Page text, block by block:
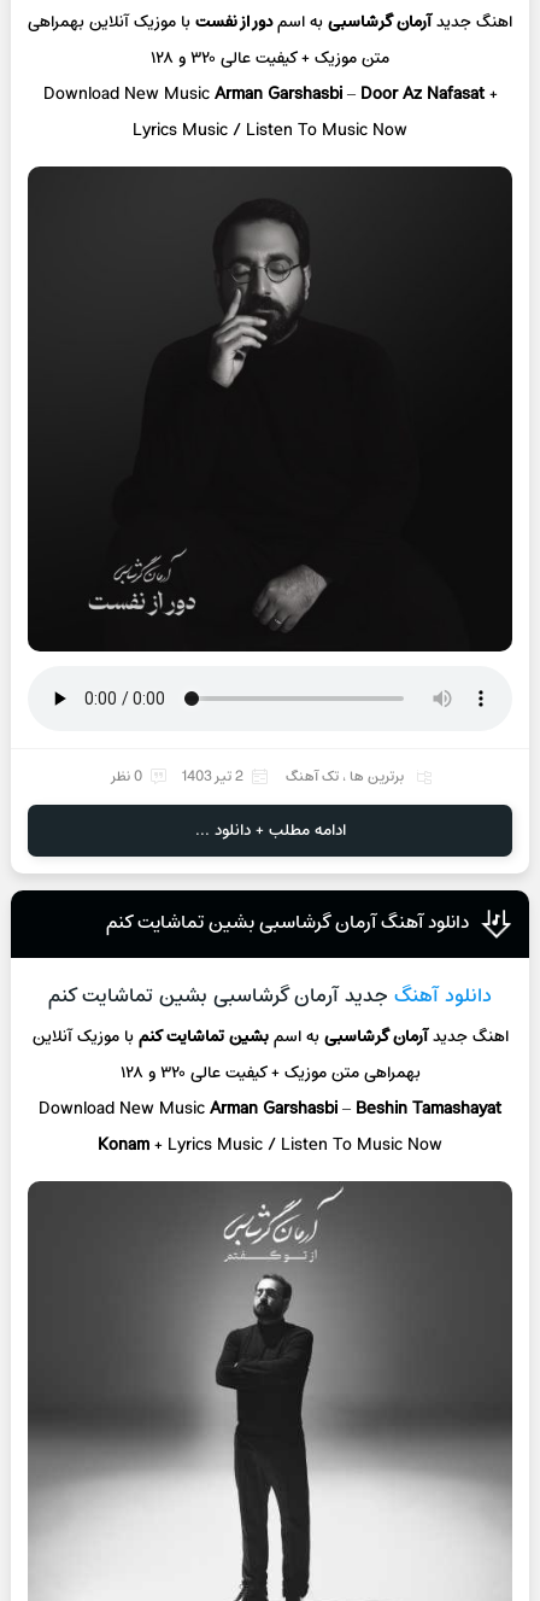
اهنگ جدیدآرمان گرشاسبیبه اسمدور از نفستبا موزیک آنلاین بهمراهی
متن موزیک + کیفیت عالی ۳۲۰ و ۱۲۸
Download New MusicArman Garshasbi–Door Az Nafasat+
Lyrics Music / Listen To Music Now
برترین ها ، تک آهنگ 2 تیر 1403 0 نظر
ادامه مطلب + دانلود ...
دانلود آهنگ آرمان گرشاسبی بشین تماشایت کنم
دانلود آهنگ جدید آرمان گرشاسبی بشین تماشایت کنم
اهنگ جدیدآرمان گرشاسبیبه اسمبشین تماشایت کنمبا موزیک آنلاین
بهمراهی متن موزیک + کیفیت عالی ۳۲۰ و ۱۲۸
Download New MusicArman Garshasbi– Beshin Tamashayat
Konam+ Lyrics Music / Listen To Music Now